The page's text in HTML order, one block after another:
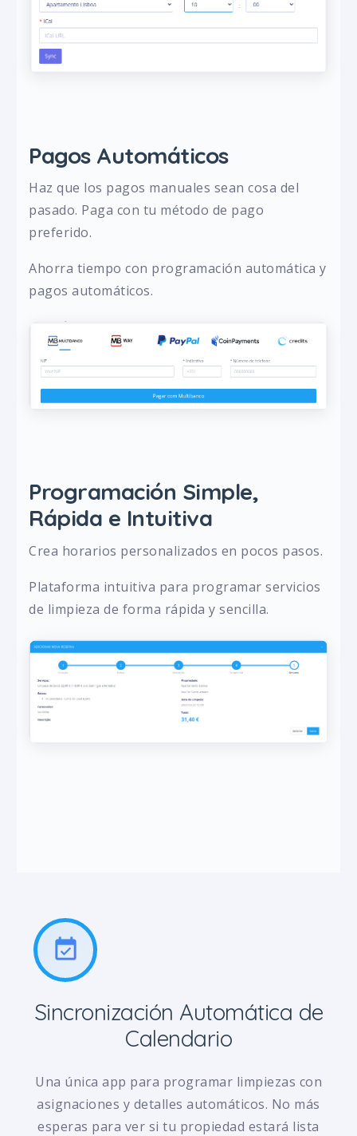
Pagos Automáticos
Haz que los pagos manuales sean cosa del
pasado. Paga con tu método de pago
preferido.
Ahorra tiempo con programación automática y
pagos automáticos.
Programación Simple,
Rápida e Intuitiva
Crea horarios personalizados en pocos pasos.
Plataforma intuitiva para programar servicios
de limpieza de forma rápida y sencilla.
event_available
Sincronización Automática de
Calendario
Una única app para programar limpiezas con
asignaciones y detalles automáticos. No más
esperas para ver si tu propiedad estará lista